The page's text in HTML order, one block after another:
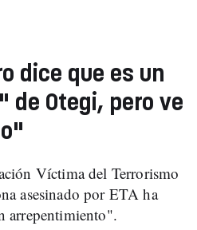
dice que es un
de Otegi, pero ve
Víctima del Terrorismo
asesinado por ETA ha
arrepentimiento".